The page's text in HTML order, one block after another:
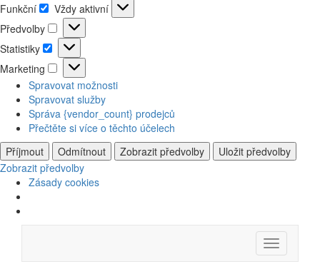
Funkční
Funkční
Vždy aktivní
Předvolby
Předvolby
Statistiky
Statistiky
Marketing
Marketing
Spravovat možnosti
Spravovat služby
Správa {vendor_count} prodejců
Přečtěte si více o těchto účelech
Příjmout
Odmítnout Zobrazit předvolby
Uložit předvolby
Zobrazit předvolby
Zásady cookies
content
Menu